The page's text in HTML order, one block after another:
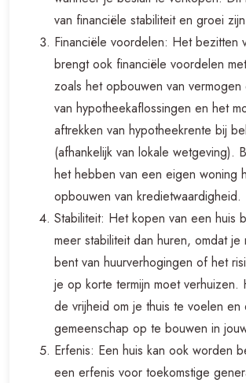
van financiële stabiliteit en groei
Financiële voordelen: Het bezitten
brengt ook financiële voordelen
zoals het opbouwen van
van hypotheekaflossingen en het
aftrekken van hypotheekrente bij
(afhankelijk van lokale wetgeving).
het hebben van een eigen woning
opbouwen van kredietwaardigheid.
Stabiliteit: Het kopen van een huis
meer stabiliteit dan huren, omdat je
bent van huurverhogingen of het
je op korte termijn moet verhuizen.
de vrijheid om je thuis te voelen en
gemeenschap op te bouwen in
Erfenis: Een huis kan ook worden
een erfenis voor toekomstige